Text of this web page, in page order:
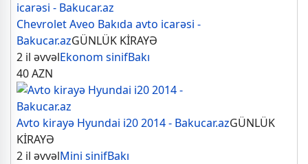
Chevrolet Aveo Bakıda avto icarəsi -
Bakucar.azGÜNLÜK KİRAYƏ
2 il əvvəlEkonom sinifBakı
40AZN
Avto kirayə Hyundai i20 2014 - Bakucar.azGÜNLÜK
KİRAYƏ
2 il əvvəlMini sinifBakı